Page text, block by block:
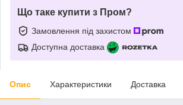
Що таке купити з Пром?
Замовлення під захистом
Доступна доставка
Опис Характеристики Доставка